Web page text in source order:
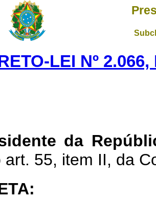
LEI Nº
da
art. 55, item II, da